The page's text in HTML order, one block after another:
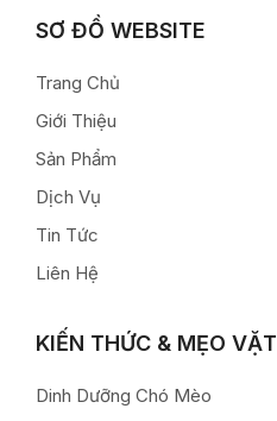
SƠ ĐỒ WEBSITE
Trang Chủ
Giới Thiệu
Sản Phẩm
Dịch Vụ
Tin Tức
Liên Hệ
KIẾN THỨC & MẸO VẶT
Dinh Dưỡng Chó Mèo